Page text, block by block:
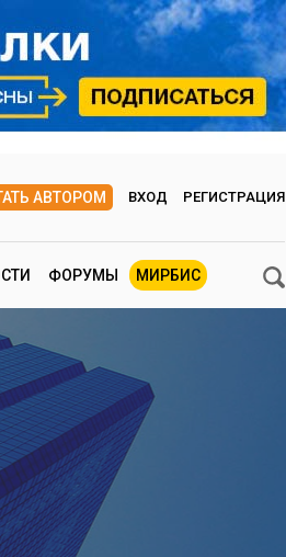
АВТОРОМ ВХОД РЕГИСТРАЦИЯ
ФОРУМЫ МИРБИС